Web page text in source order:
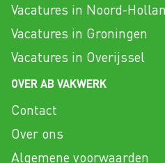
Vacatures in Noord-
Vacatures in Groningen
Vacatures in Overijssel
OVER AB VAKWERK
Contact
Over ons
Algemene voorwaarden